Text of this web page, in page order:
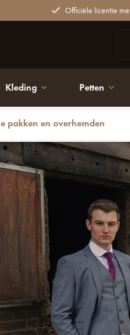
Officiële licentie
Kleding Petten
pakken en overhemden
| Grijs/Blauw | Thomas Shelby